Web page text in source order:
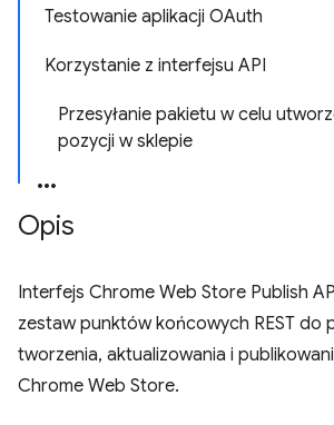
Testowanie aplikacji OAuth
Korzystanie z interfejsu API
Przesyłanie pakietu w celu
pozycji w sklepie
Opis
Interfejs Chrome Web Store Publish
zestaw punktów końcowych REST do
tworzenia, aktualizowania i
Chrome Web Store.